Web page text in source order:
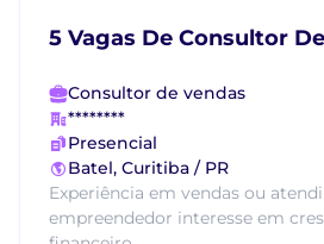
5 Vagas De Consultor
Consultor de vendas
********
Presencial
Batel, Curitiba / PR
Experiência em vendas ou
empreendedor interesse em